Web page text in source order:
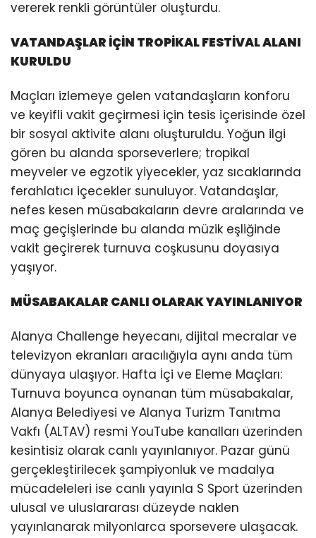
vererek renkli görüntüler oluşturdu.
VATANDAŞLAR İÇİN TROPİKAL FESTİVAL ALANI
KURULDU
Maçları izlemeye gelen vatandaşların konforu
ve keyifli vakit geçirmesi için tesis içerisinde özel
bir sosyal aktivite alanı oluşturuldu. Yoğun ilgi
gören bu alanda sporseverlere; tropikal
meyveler ve egzotik yiyecekler, yaz sıcaklarında
ferahlatıcı içecekler sunuluyor. Vatandaşlar,
nefes kesen müsabakaların devre aralarında ve
maç geçişlerinde bu alanda müzik eşliğinde
vakit geçirerek turnuva coşkusunu doyasıya
yaşıyor.
MÜSABAKALAR CANLI OLARAK YAYINLANIYOR
Alanya Challenge heyecanı, dijital mecralar ve
televizyon ekranları aracılığıyla aynı anda tüm
dünyaya ulaşıyor. Hafta İçi ve Eleme Maçları:
Turnuva boyunca oynanan tüm müsabakalar,
Alanya Belediyesi ve Alanya Turizm Tanıtma
Vakfı (ALTAV) resmi YouTube kanalları üzerinden
kesintisiz olarak canlı yayınlanıyor. Pazar günü
gerçekleştirilecek şampiyonluk ve madalya
mücadeleleri ise canlı yayınla S Sport üzerinden
ulusal ve uluslararası düzeyde naklen
yayınlanarak milyonlarca sporsevere ulaşacak.